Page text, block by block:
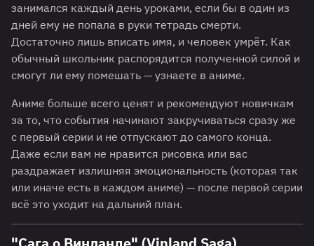
занимался каждый день уроками, если бы в один из
дней ему не попала в руки тетрадь смерти.
Достаточно лишь вписать имя, и человек умрёт. Как
обычный школьник распорядится полученной силой и
смогут ли ему помешать — узнаете в аниме.
Аниме больше всего ценят и рекомендуют новичкам
за то, что события начинают закручиваться сразу же
с первый серии и не отпускают до самого конца.
Даже если вам не нравится рисовка или вас
раздражает излишняя эмоциональность (которая так
или иначе есть в каждом аниме) — после первой серии
всё это уходит на дальний план.